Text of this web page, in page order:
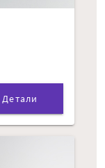
Детали